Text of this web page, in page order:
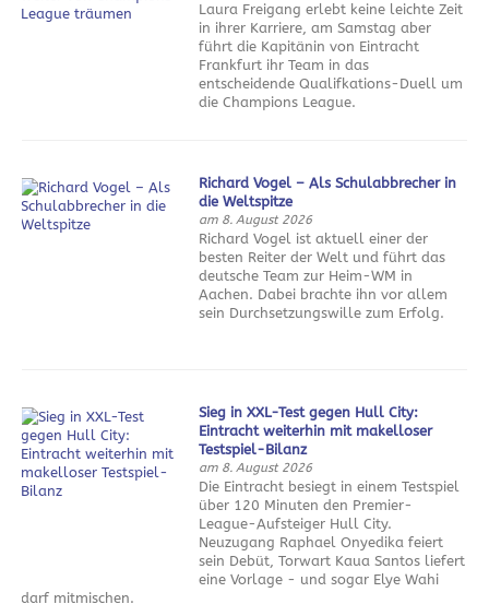
Laura Freigang erlebt keine leichte Zeit
in ihrer Karriere, am Samstag aber
führt die Kapitänin von Eintracht
Frankfurt ihr Team in das
entscheidende Qualifkations-Duell um
die Champions League.
Richard Vogel – Als Schulabbrecher in
die Weltspitze
am 8. August 2026
Richard Vogel ist aktuell einer der
besten Reiter der Welt und führt das
deutsche Team zur Heim-WM in
Aachen. Dabei brachte ihn vor allem
sein Durchsetzungswille zum Erfolg.
Sieg in XXL-Test gegen Hull City:
Eintracht weiterhin mit makelloser
Testspiel-Bilanz
am 8. August 2026
Die Eintracht besiegt in einem Testspiel
über 120 Minuten den Premier-
League-Aufsteiger Hull City.
Neuzugang Raphael Onyedika feiert
sein Debüt, Torwart Kaua Santos liefert
eine Vorlage - und sogar Elye Wahi
darf mitmischen.